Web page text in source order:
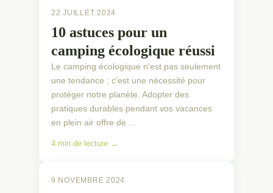
22 JUILLET 2024
10 astuces pour un
camping écologique réussi
Le camping écologique n'est pas seulement
une tendance ; c'est une nécessité pour
protéger notre planète. Adopter des
pratiques durables pendant vos vacances
en plein air offre de ...
4 min de lecture →
9 NOVEMBRE 2024